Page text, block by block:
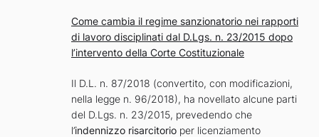
Come cambia il regime sanzionatorio nei rapporti
di lavoro disciplinati dal D.Lgs. n. 23/2015 dopo
l’intervento della Corte Costituzionale
Il D.L. n. 87/2018 (convertito, con modificazioni,
nella legge n. 96/2018), ha novellato alcune parti
del D.Lgs. n. 23/2015, prevedendo che
l’indennizzo risarcitorio per licenziamento